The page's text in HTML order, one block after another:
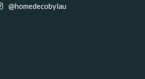
@homedecobylau